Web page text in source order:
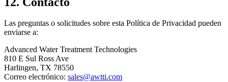
Las preguntas o solicitudes sobre esta Política de Privacidad pueden
enviarse a:
Advanced Water Treatment Technologies
810 E Sul Ross Ave
Harlingen, TX 78550
Correo electrónico: sales@awtti.com